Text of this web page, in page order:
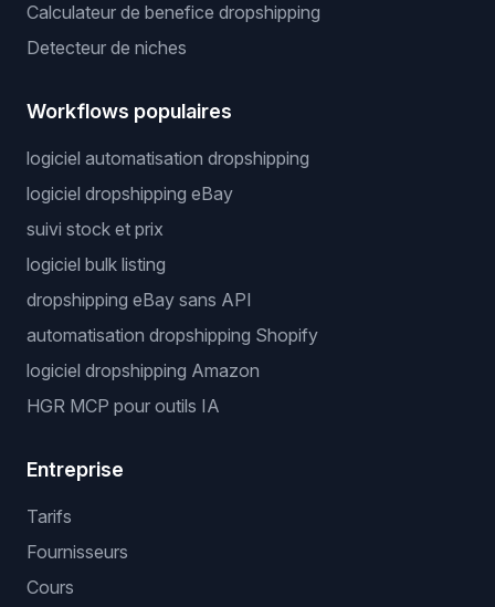
Calculateur de benefice dropshipping
Detecteur de niches
Workflows populaires
logiciel automatisation dropshipping
logiciel dropshipping eBay
suivi stock et prix
logiciel bulk listing
dropshipping eBay sans API
automatisation dropshipping Shopify
logiciel dropshipping Amazon
HGR MCP pour outils IA
Entreprise
Tarifs
Fournisseurs
Cours